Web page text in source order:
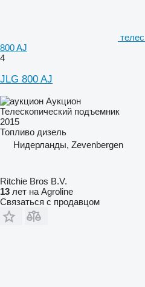
800 AJ
4
JLG 800 AJ
Аукцион
Телескопический подъемник
2015
Топливо дизель
Нидерланды, Zevenbergen
Ritchie Bros B.V.
13 лет на Agroline
Связаться с продавцом